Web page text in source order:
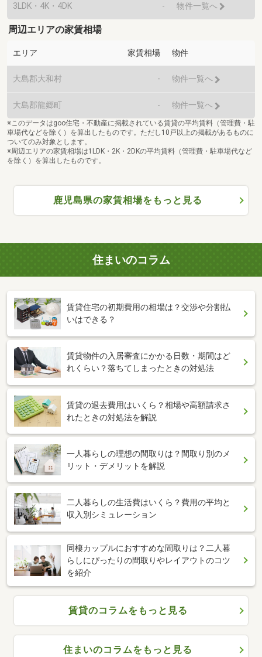
3LDK・4K・4DK - 物件一覧へ
周辺エリアの家賃相場
エリア 家賃相場 物件
大島郡大和村 - 物件一覧へ
大島郡龍郷町 - 物件一覧へ
※このデータはgoo住宅・不動産に掲載されている賃貸の平均賃料（管理費・駐
車場代などを除く）を算出したものです。ただし10戸以上の掲載があるものに
ついてのみ対象とします。
※周辺エリアの家賃相場は1LDK・2K・2DKの平均賃料（管理費・駐車場代など
を除く）を算出したものです。
鹿児島県の家賃相場をもっと見る
住まいのコラム
賃貸住宅の初期費用の相場は？交渉や分割払
いはできる？
賃貸物件の入居審査にかかる日数・期間はど
れくらい？落ちてしまったときの対処法
賃貸の退去費用はいくら？相場や高額請求さ
れたときの対処法を解説
一人暮らしの理想の間取りは？間取り別のメ
リット・デメリットを解説
二人暮らしの生活費はいくら？費用の平均と
収入別シミュレーション
同棲カップルにおすすめな間取りは？二人暮
らしにぴったりの間取りやレイアウトのコツ
を紹介
賃貸のコラムをもっと見る
住まいのコラムをもっと見る